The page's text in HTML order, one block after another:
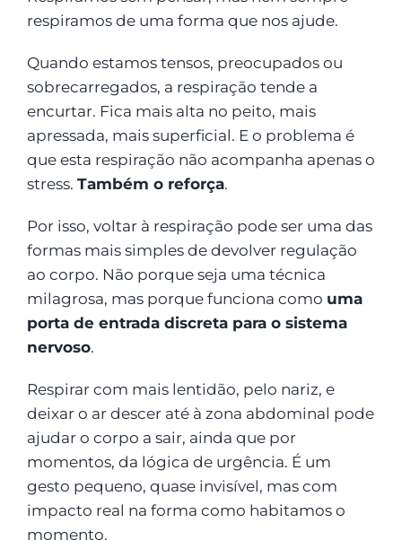
respiramos de uma forma que nos ajude.
Quando estamos tensos, preocupados ou
sobrecarregados, a respiração tende a
encurtar. Fica mais alta no peito, mais
apressada, mais superficial. E o problema é
que esta respiração não acompanha apenas o
stress. Também o reforça.
Por isso, voltar à respiração pode ser uma das
formas mais simples de devolver regulação
ao corpo. Não porque seja uma técnica
milagrosa, mas porque funciona como uma
porta de entrada discreta para o sistema
nervoso.
Respirar com mais lentidão, pelo nariz, e
deixar o ar descer até à zona abdominal pode
ajudar o corpo a sair, ainda que por
momentos, da lógica de urgência. É um
gesto pequeno, quase invisível, mas com
impacto real na forma como habitamos o
momento.